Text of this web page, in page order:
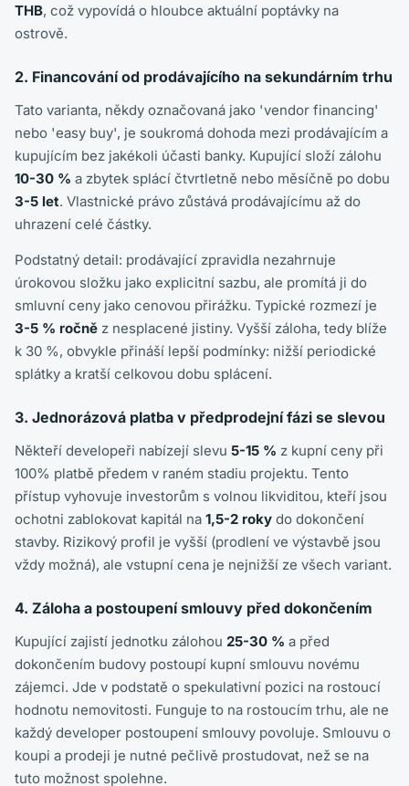
THB, což vypovídá o hloubce aktuální poptávky na
ostrově.
2. Financování od prodávajícího na sekundárním trhu
Tato varianta, někdy označovaná jako 'vendor financing'
nebo 'easy buy', je soukromá dohoda mezi prodávajícím a
kupujícím bez jakékoli účasti banky. Kupující složí zálohu
10-30 % a zbytek splácí čtvrtletně nebo měsíčně po dobu
3-5 let. Vlastnické právo zůstává prodávajícímu až do
uhrazení celé částky.
Podstatný detail: prodávající zpravidla nezahrnuje
úrokovou složku jako explicitní sazbu, ale promítá ji do
smluvní ceny jako cenovou přirážku. Typické rozmezí je
3-5 % ročně z nesplacené jistiny. Vyšší záloha, tedy blíže
k 30 %, obvykle přináší lepší podmínky: nižší periodické
splátky a kratší celkovou dobu splácení.
3. Jednorázová platba v předprodejní fázi se slevou
Někteří developeři nabízejí slevu 5-15 % z kupní ceny při
100% platbě předem v raném stadiu projektu. Tento
přístup vyhovuje investorům s volnou likviditou, kteří jsou
ochotni zablokovat kapitál na 1,5-2 roky do dokončení
stavby. Rizikový profil je vyšší (prodlení ve výstavbě jsou
vždy možná), ale vstupní cena je nejnižší ze všech variant.
4. Záloha a postoupení smlouvy před dokončením
Kupující zajistí jednotku zálohou 25-30 % a před
dokončením budovy postoupí kupní smlouvu novému
zájemci. Jde v podstatě o spekulativní pozici na rostoucí
hodnotu nemovitosti. Funguje to na rostoucím trhu, ale ne
každý developer postoupení smlouvy povoluje. Smlouvu o
koupi a prodeji je nutné pečlivě prostudovat, než se na
tuto možnost spolehne.